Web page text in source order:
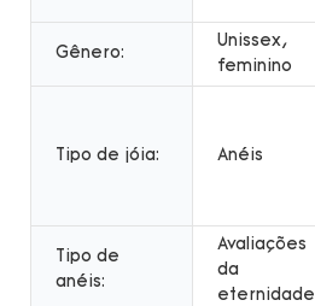
Gênero:
Unissex,
feminino
Tipo de jóia: Anéis
Tipo de
anéis:
Avaliações
da
eternidade